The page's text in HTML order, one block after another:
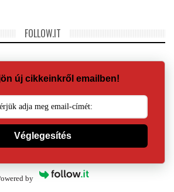
FOLLOW.IT
új cikkeinkről emailben!
Véglegesítés
by